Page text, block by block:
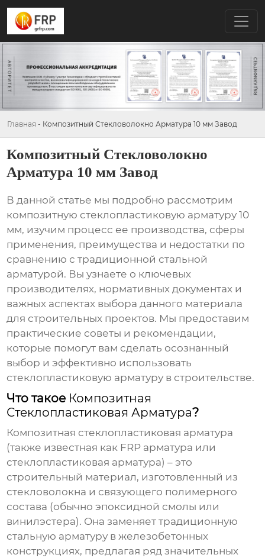
Главная - Композитный Стекловолокно Арматура 10 мм Завод
Композитный Стекловолокно
Арматура 10 мм Завод
В данной статье мы подробно рассмотрим
композитную стеклопластиковую арматуру 10
мм, изучим процесс ее производства, сферы
применения, преимущества и недостатки по
сравнению с традиционной стальной
арматурой. Вы узнаете о ключевых
производителях, нормативных документах и
важных аспектах выбора данного материала
для строительных проектов. Мы предоставим
практические советы и рекомендации,
которые помогут вам сделать осознанный
выбор и эффективно использовать
стеклопластиковую арматуру в строительстве.
Что такое Композитная
Стеклопластиковая Арматура?
Композитная стеклопластиковая арматура
(также известная как FRP арматура или
стеклопластиковая арматура) – это
строительный материал, изготовленный из
стекловолокна и связующего полимерного
состава (обычно эпоксидной смолы или
винилэстера). Она заменяет традиционную
стальную арматуру в железобетонных
конструкциях, предлагая ряд значительных